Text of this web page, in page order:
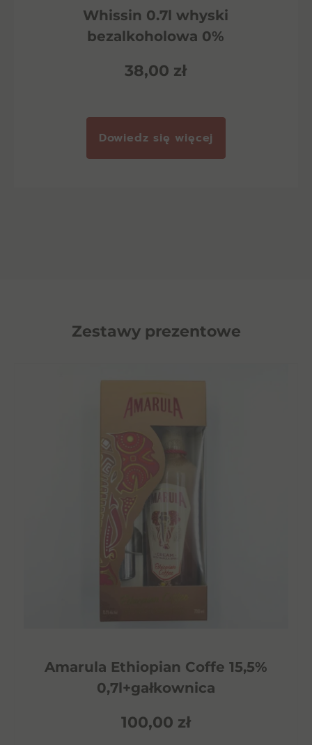
Whissin 0.7l whyski
bezalkoholowa 0%
38,00 zł
Dowiedz się więcej
Zestawy prezentowe
Amarula Ethiopian Coffe 15,5%
0,7l+gałkownica
100,00 zł